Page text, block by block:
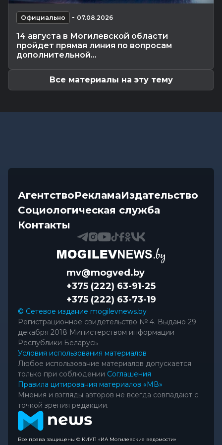
Общество -07.08.2026 14:32
Могилевщины, рассказали...
Экономика -07.08.2026 14:16
Официально - 07.08.2026
14 августа в Могилевской области
пройдет прямая линия по вопросам
дополнительной...
Все материалы на эту тему
АгентствоРекламаИздательство
Социологическая служба
Контакты
mv@mogved.by
+375 (222) 63-91-25
+375 (222) 63-73-19
© Сетевое издание mogilevnews.by
Регистрационное свидетельство № 4. Выдано 29
декабря 2018 Министерством информации
Республики Беларусь
Условия использования материалов
Любое использование материалов допускается
только при соблюдении Соглашения
Правила цитирования материалов «МВ»
Мнения и взгляды авторов не всегда совпадают с
точкой зрения редакции.
Все права защищены © КИУП «ИА Могилевские ведомости»